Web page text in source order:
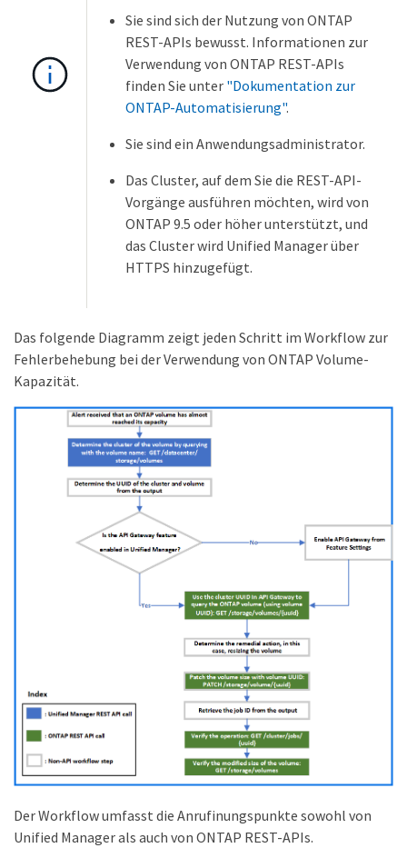
Sie sind sich der Nutzung von ONTAP
REST-APIs bewusst. Informationen zur
Verwendung von ONTAP REST-APIs
finden Sie unter "Dokumentation zur
ONTAP-Automatisierung".
Sie sind ein Anwendungsadministrator.
Das Cluster, auf dem Sie die REST-API-
Vorgänge ausführen möchten, wird von
ONTAP 9.5 oder höher unterstützt, und
das Cluster wird Unified Manager über
HTTPS hinzugefügt.
Das folgende Diagramm zeigt jeden Schritt im Workflow zur
Fehlerbehebung bei der Verwendung von ONTAP Volume-
Kapazität.
Der Workflow umfasst die Anrufinungspunkte sowohl von
Unified Manager als auch von ONTAP REST-APIs.